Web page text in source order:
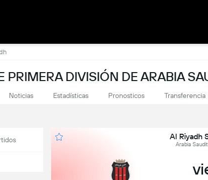
PRIMERA DIVISIÓN DE ARABIA
Noticias Estadísticas Pronosticos Transferencia
Al Riyadh
Arabia